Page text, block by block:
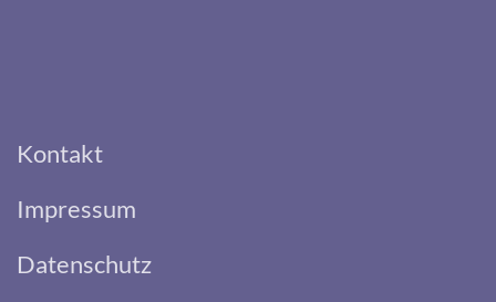
Kontakt
Impressum
Datenschutz